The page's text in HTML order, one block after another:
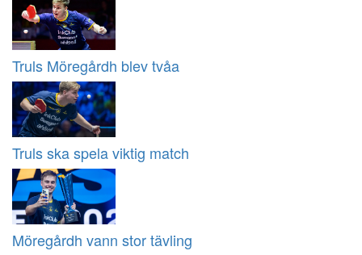
Truls Möregårdh blev tvåa
Truls ska spela viktig match
Möregårdh vann stor tävling